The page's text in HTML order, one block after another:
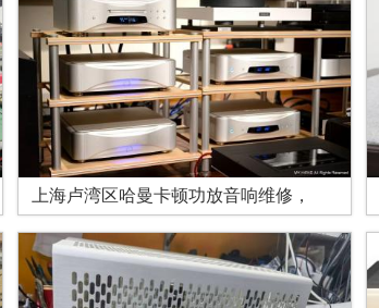
上海卢湾区哈曼卡顿功放音响维修，